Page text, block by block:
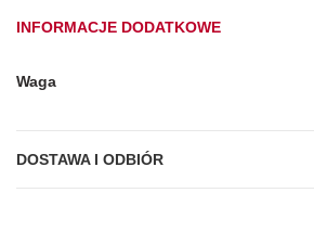
INFORMACJE DODATKOWE
Waga
DOSTAWA I ODBIÓR